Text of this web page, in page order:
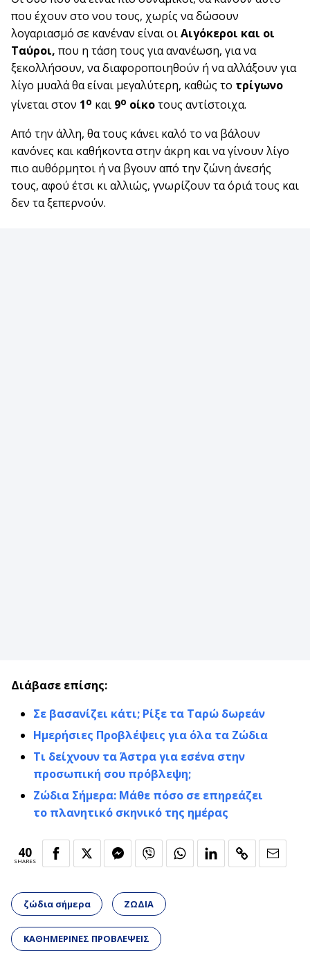
που έχουν στο νου τους, χωρίς να δώσουν
λογαριασμό σε κανέναν είναι οιΑιγόκεροι και οι
Ταύροι, που η τάση τους για ανανέωση, για να
ξεκολλήσουν, να διαφοροποιηθούν ή να αλλάξουν για
λίγο μυαλά θα είναι μεγαλύτερη, καθώς το τρίγωνο
γίνεται στον 1ο και 9ο οίκοτους αντίστοιχα.
Από την άλλη, θα τους κάνει καλό το να βάλουν
κανόνες και καθήκοντα στην άκρη και να γίνουν λίγο
πιο αυθόρμητοι ή να βγουν από την ζώνη άνεσής
τους, αφού έτσι κι αλλιώς, γνωρίζουν τα όριά τους και
δεν τα ξεπερνούν.
Διάβασε επίσης:
Σε βασανίζει κάτι; Ρίξε τα Ταρώ δωρεάν
Ημερήσιες Προβλέψεις για όλα τα Ζώδια
Τι δείχνουν τα Άστρα για εσένα στην
προσωπική σου πρόβλεψη;
Ζώδια Σήμερα: Μάθε πόσο σε επηρεάζει
το πλανητικό σκηνικό της ημέρας
40
SHARES
ζώδια σήμερα ΖΩΔΙΑ
ΚΑΘΗΜΕΡΙΝΕΣ ΠΡΟΒΛΕΨΕΙΣ